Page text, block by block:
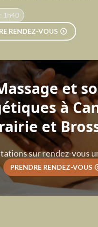
1h40
RENDEZ-VOUS
et
à
et
sur rendez-vous
PRENDRE RENDEZ-VOUS